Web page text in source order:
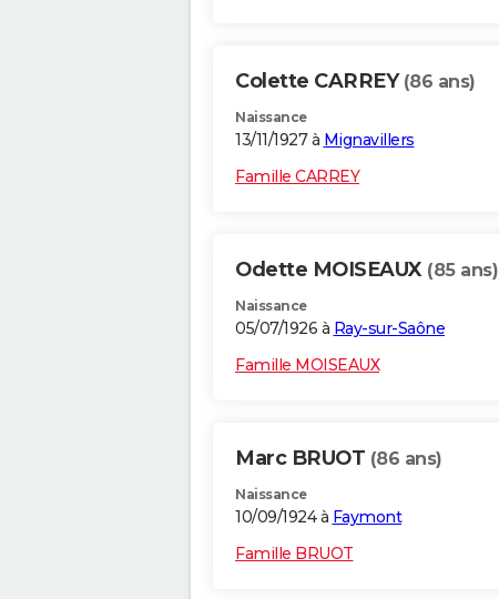
Colette CARREY (86 ans)
Naissance
13/11/1927 à Mignavillers
Famille CARREY
Odette MOISEAUX (85 ans)
Naissance
05/07/1926 à Ray-sur-Saône
Famille MOISEAUX
Marc BRUOT (86 ans)
Naissance
10/09/1924 à Faymont
Famille BRUOT